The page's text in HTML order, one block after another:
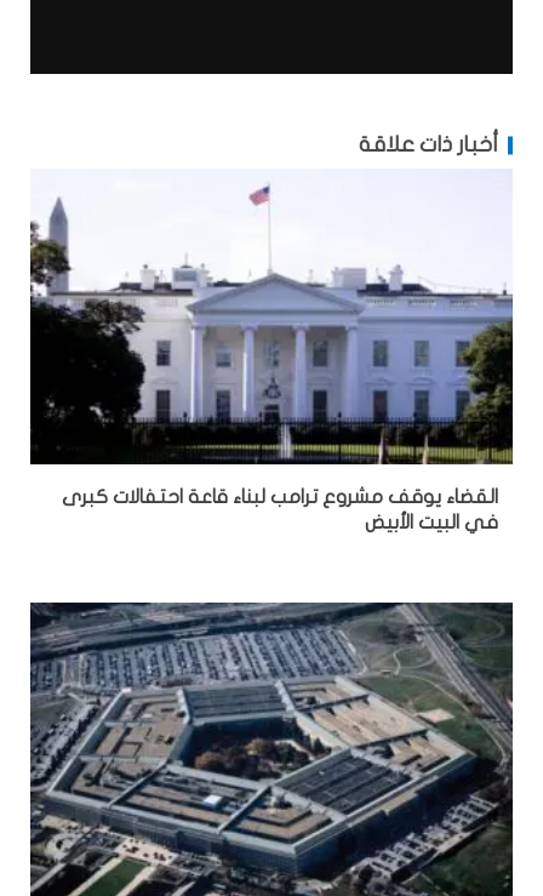
أخبار ذات علاقة
القضاء يوقف مشروع ترامب لبناء قاعة احتفالات كبرى
في البيت الأبيض